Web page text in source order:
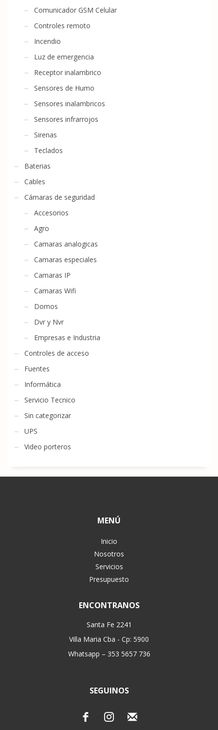
Comunicador GSM Celular
Controles remoto
Incendio
Luz de emergencia
Receptor inalambrico
Sensores de Humo
Sensores inalambricos
Sensores infrarrojos
Sirenas
Teclados
Baterias
Cables
Cámaras de seguridad
Accesorios
Agro
Camaras analogicas
Camaras especiales
Camaras IP
Camaras Wifi
Domos
Dvr y Nvr
Empresas e Industria
Controles de acceso
Fuentes
Informática
Servicio Tecnico
Sin categorizar
UPS
Video porteros
MENÚ
Inicio
Nosotros
Servicios
Presupuesto
ENCONTRANOS
Santa Fe 2241
Villa Maria Cba - Cp: 5900
Whatsapp – 353 5657 736
SEGUINOS